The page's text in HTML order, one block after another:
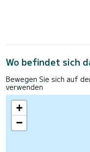
Wo befindet sich
Bewegen Sie sich auf
verwenden
+
−